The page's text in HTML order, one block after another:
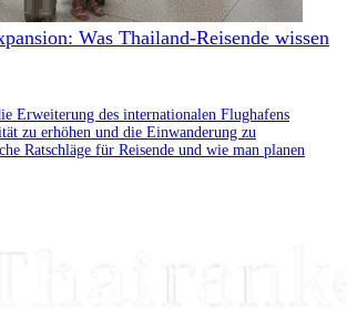
Was Thailand-Reisende wissen
Erweiterung des internationalen Flughafens
zu erhöhen und die Einwanderung zu
Ratschläge für Reisende und wie man planen